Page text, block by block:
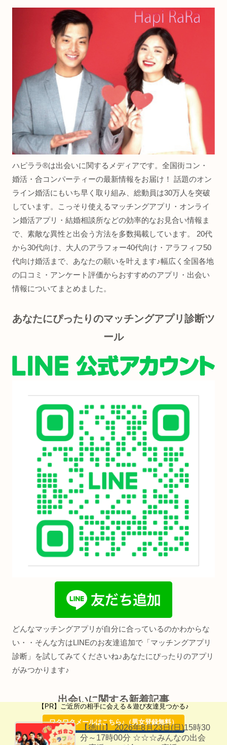
【PR】ご近所の相手に会える＆遊び友達見つかる♪
ワクワクメールはこちら♪（男女登録無料）
ハピララ®は出会いに関するメディアです。全国街コン・
婚活・合コンパーティーの最新情報をお届け！ 話題のオン
ライン婚活にもいち早く取り組み、総動員は30万人を突破
しています。こっそり使えるマッチングアプリ・オンライ
ン婚活アプリ・結婚相談所などの効率的なお見合い情報ま
で、素敵な異性と出会う方法を多数掲載しています。 20代
から30代向け、大人のアラフォー40代向け・アラフィフ50
代向け婚活まで、あなたの願いを叶えます♪幅広く全国各地
の口コミ・アンケート評価からおすすめのアプリ・出会い
情報についてまとめました。
あなたにぴったりのマッチングアプリ診断ツ
ール
どんなマッチングアプリが自分に合っているのかわからな
い・・そんな方はLINEのお友達追加で「マッチングアプリ
診断」を試してみてくださいね♪あなたにぴったりのアプリ
がみつかります♪
出会いに関する新着記事
【徳山】 2026年8月23日(日)15時30
分～17時00分 ☆☆☆みんなの出会